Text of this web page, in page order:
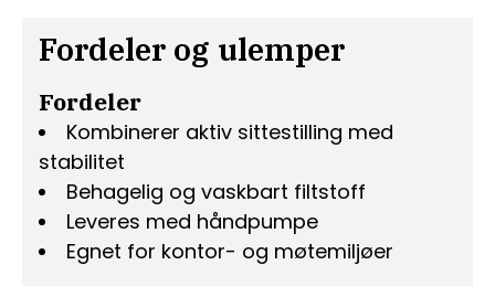
Fordeler og ulemper
Fordeler
Kombinerer aktiv sittestilling med
stabilitet
Behagelig og vaskbart filtstoff
Leveres med håndpumpe
Egnet for kontor- og møtemiljøer